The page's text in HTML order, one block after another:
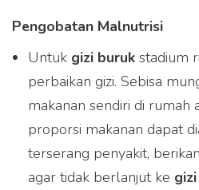
Pengobatan Malnutrisi
Untuk gizi buruk stadium
perbaikan gizi. Sebisa
makanan sendiri di rumah
proporsi makanan dapat
terserang penyakit,
agar tidak berlanjut ke